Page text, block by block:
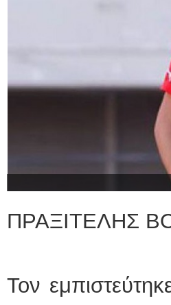
ΠΡΑΞΙΤΕΛΗΣ
Τον